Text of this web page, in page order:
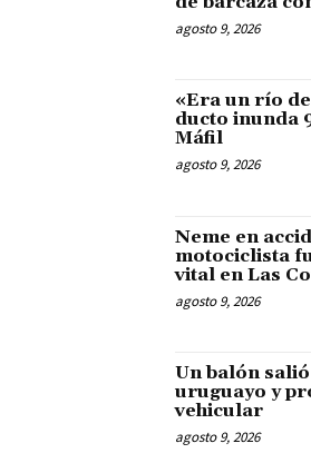
agosto 9, 2026
«Era un río
ducto inunda
Máfil
agosto 9, 2026
Neme en
motociclista
vital en Las
agosto 9, 2026
Un balón
uruguayo y
vehicular
agosto 9, 2026